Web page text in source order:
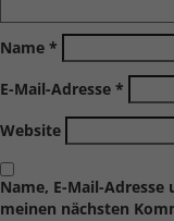
Name *
E-Mail-Adresse *
Website
Name, E-Mail-
meinen nächsten